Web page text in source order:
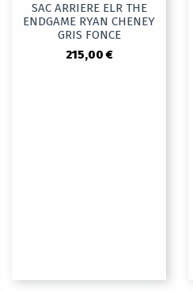
SAC ARRIERE ELR THE
ENDGAME RYAN CHENEY
GRIS FONCE
215,00 €